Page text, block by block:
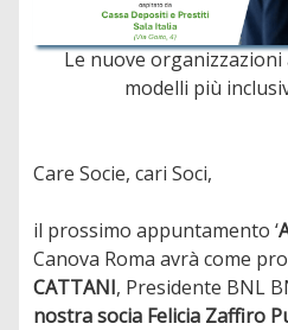
Le nuove organizzazioni
modelli più
Care Socie, cari Soci,
il prossimo appuntamento ‘
Canova Roma avrà come
CATTANI, Presidente BNL
nostra socia Felicia Zaffiro